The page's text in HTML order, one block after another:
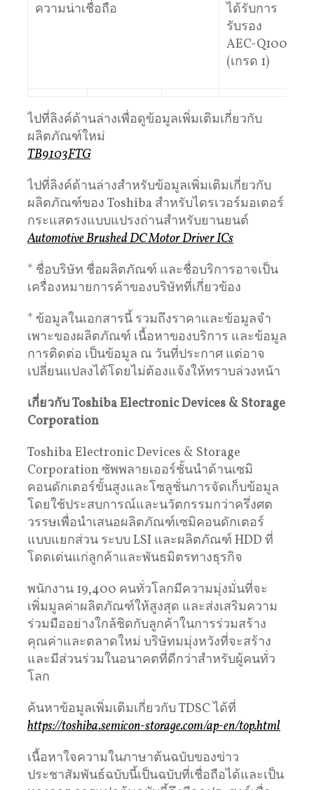
ความน่าเชื่อถือ
ได้รับการ
รับรอง
AEC-Q100
(เกรด 1)
ไปที่ลิงค์ด้านล่างเพื่อดูข้อมูลเพิ่มเติมเกี่ยวกับ
ผลิตภัณฑ์ใหม่
TB9103FTG
ไปที่ลิงค์ด้านล่างสําหรับข้อมูลเพิ่มเติมเกี่ยวกับ
ผลิตภัณฑ์ของ Toshiba สําหรับไดรเวอร์มอเตอร์
กระแสตรงแบบแปรงถ่านสําหรับยานยนต์
Automotive Brushed DC Motor Driver ICs
* ชื่อบริษัท ชื่อผลิตภัณฑ์ และชื่อบริการอาจเป็น
เครื่องหมายการค้าของบริษัทที่เกี่ยวข้อง
* ข้อมูลในเอกสารนี้ รวมถึงราคาและข้อมูลจํา
เพาะของผลิตภัณฑ์ เนื้อหาของบริการ และข้อมูล
การติดต่อ เป็นข้อมูล ณ วันที่ประกาศ แต่อาจ
เปลี่ยนแปลงได้โดยไม่ต้องแจ้งให้ทราบล่วงหน้า
เกี่ยวกับ Toshiba Electronic Devices & Storage
Corporation
Toshiba Electronic Devices & Storage
Corporation ซัพพลายเออร์ชั้นนําด้านเซมิ
คอนดักเตอร์ขั้นสูงและโซลูชั่นการจัดเก็บข้อมูล
โดยใช้ประสบการณ์และนวัตกรรมกว่าครึ่งศต
วรรษเพื่อนําเสนอผลิตภัณฑ์เซมิคอนดักเตอร์
แบบแยกส่วน ระบบ LSI และผลิตภัณฑ์ HDD ที่
โดดเด่นแก่ลูกค้าและพันธมิตรทางธุรกิจ
พนักงาน 19,400 คนทั่วโลกมีความมุ่งมั่นที่จะ
เพิ่มมูลค่าผลิตภัณฑ์ให้สูงสุด และส่งเสริมความ
ร่วมมืออย่างใกล้ชิดกับลูกค้าในการร่วมสร้าง
คุณค่าและตลาดใหม่ บริษัทมมุ่งหวังที่จะสร้าง
และมีส่วนร่วมในอนาคตที่ดีกว่าสําหรับผู้คนทั่ว
โลก
ค้นหาข้อมูลเพิ่มเติมเกี่ยวกับ TDSC ได้ที่
https://toshiba.semicon-storage.com/ap-en/top.html
เนื้อหาใจความในภาษาต้นฉบับของข่าว
ประชาสัมพันธ์ฉบับนี้เป็นฉบับที่เชื่อถือได้และเป็น